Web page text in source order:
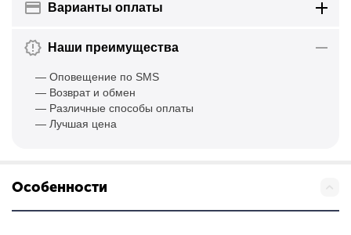
Варианты оплаты
Наши преимущества
— Оповещение по SMS
— Возврат и обмен
— Различные способы оплаты
— Лучшая цена
Особенности